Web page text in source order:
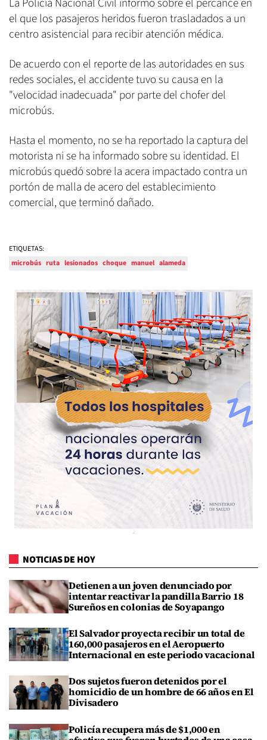
La Policía Nacional Civil informó sobre el percance en
el que los pasajeros heridos fueron trasladados a un
centro asistencial para recibir atención médica.
De acuerdo con el reporte de las autoridades en sus
redes sociales, el accidente tuvo su causa en la
"velocidad inadecuada" por parte del chofer del
microbús.
Hasta el momento, no se ha reportado la captura del
motorista ni se ha informado sobre su identidad. El
microbús quedó sobre la acera impactado contra un
portón de malla de acero del establecimiento
comercial, que terminó dañado.
ETIQUETAS:
microbús ruta lesionados choque manuel alameda
NOTICIAS DE HOY
Detienen a un joven denunciado por
intentar reactivar la pandilla Barrio 18
Sureños en colonias de Soyapango
El Salvador proyecta recibir un total de
160,000 pasajeros en el Aeropuerto
Internacional en este periodo vacacional
Dos sujetos fueron detenidos por el
homicidio de un hombre de 66 años en El
Divisadero
Policía recupera más de $1,000 en